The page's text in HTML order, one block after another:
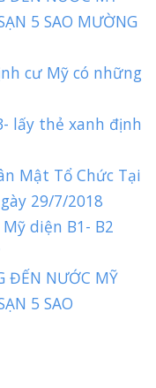
5 SAO MƯỜNG
cư Mỹ có những
lấy thẻ xanh định
Mật Tổ Chức Tại
29/7/2018
diện B1- B2
ĐẾN NƯỚC MỸ
5 SAO